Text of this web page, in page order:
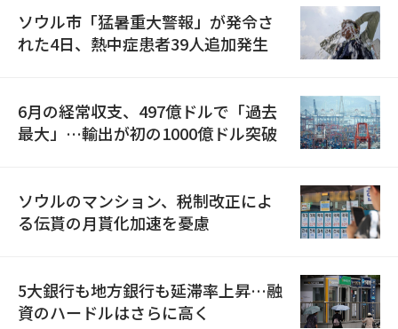
ソウル市「猛暑重大警報」が発令さ
れた4日、熱中症患者39人追加発生
6月の経常収支、497億ドルで「過去
最大」…輸出が初の1000億ドル突破
ソウルのマンション、税制改正によ
る伝貰の月貰化加速を憂慮
5大銀行も地方銀行も延滞率上昇…融
資のハードルはさらに高く